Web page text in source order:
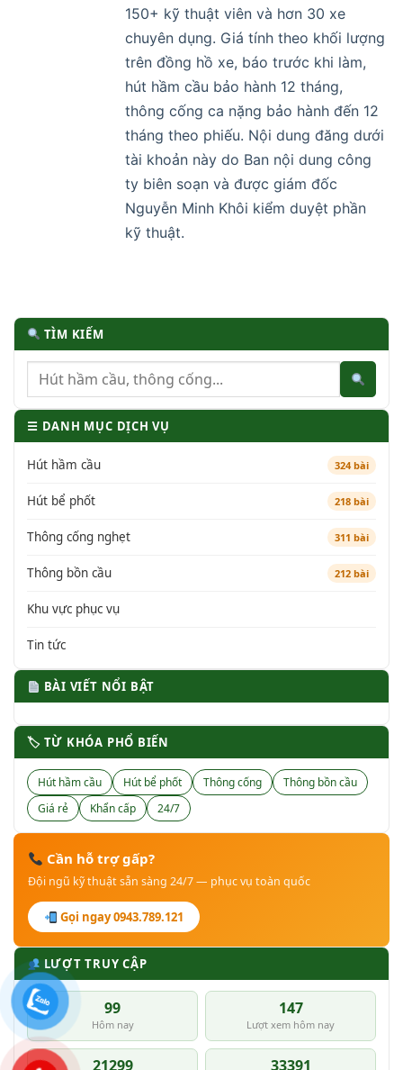
150+ kỹ thuật viên và hơn 30 xe
chuyên dụng. Giá tính theo khối lượng
trên đồng hồ xe, báo trước khi làm,
hút hầm cầu bảo hành 12 tháng,
thông cống ca nặng bảo hành đến 12
tháng theo phiếu. Nội dung đăng dưới
tài khoản này do Ban nội dung công
ty biên soạn và được giám đốc
Nguyễn Minh Khôi kiểm duyệt phần
kỹ thuật.
TÌM KIẾM
☰ DANH MỤC DỊCH VỤ
Hút hầm cầu 324 bài
Hút bể phốt 218 bài
Thông cống nghẹt 311 bài
Thông bồn cầu 212 bài
Khu vực phục vụ
Tin tức
BÀI VIẾT NỔI BẬT
🏷 TỪ KHÓA PHỔ BIẾN
Hút hầm cầu Hút bể phốt Thông cống
Thông bồn cầu
Giá rẻ
Khẩn cấp 24/7
Cần hỗ trợ gấp?
Đội ngũ kỹ thuật sẵn sàng 24/7 — phục vụ toàn quốc
Gọi ngay 0943.789.121
LƯỢT TRUY CẬP
99
Hôm nay
147
Lượt xem hôm nay
21299 33391